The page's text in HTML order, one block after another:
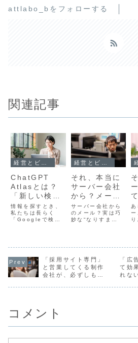
attlabo_bをフォローする
関連記事
ChatGPT
Atlasとは？
「新しい検
索」の仕組み
と中小企業の
活用法
情報を探すとき、
私たちは長らく
「Googleで検索
「ChatGPT
Atlas」 は、その
前提を大きく揺る
がす革新です。(ま
それ、本当に
サーバー会社
から？メール
トラブルを防
ぐ迷惑メール
対策ガイド
サーバー会社から
のメール？実は巧
妙な“なりすま
バーがいっぱいで
す」などと書かれ
たメールを受け取
ったことはありま
ま
報
に
「採用サイト専門」
と営業してくる制作
会社が、必ずしもベ
「広
て効
れな
コメント